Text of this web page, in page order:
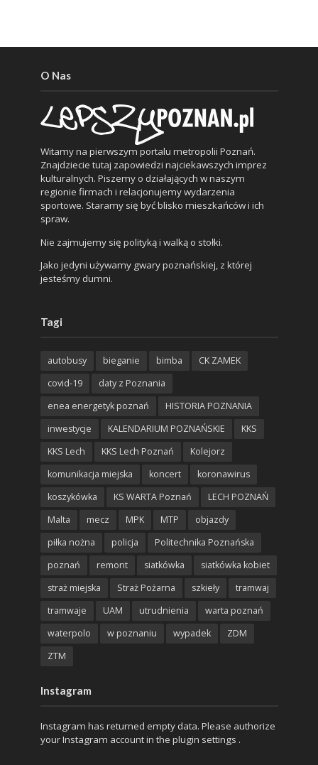
O Nas
Witamy na pierwszym portalu metropolii Poznań.
Znajdziecie tutaj zapowiedzi najciekawszych imprez
kulturalnych. Piszemy o działających w naszym
regionie firmach i relacjonujemy wydarzenia
sportowe. Staramy się być blisko mieszkańców i ich
spraw.
Nie zajmujemy się polityką i walką o stołki.
Jako jedyni używamy gwary poznańskiej, z której
jesteśmy dumni.
Tagi
autobusy bieganie bimba
CK ZAMEK
covid-19
daty z Poznania
enea energetyk poznań
HISTORIA POZNANIA
inwestycje
KALENDARIUM POZNAŃSKIE
KKS
KKS Lech
KKS Lech Poznań
Kolejorz
komunikacja miejska
koncert
koronawirus
koszykówka
KS WARTA Poznań
LECH POZNAŃ
Malta
mecz MPK MTP
objazdy
piłka nożna
policja
Politechnika Poznańska
poznań
remont siatkówka
siatkówka kobiet
straż miejska
Straż Pożarna szkieły
tramwaj
tramwaje
UAM utrudnienia
warta poznań
waterpolo
w poznaniu wypadek
ZDM
ZTM
Instagram
Instagram has returned empty data. Please authorize
your Instagram account in the plugin settings .